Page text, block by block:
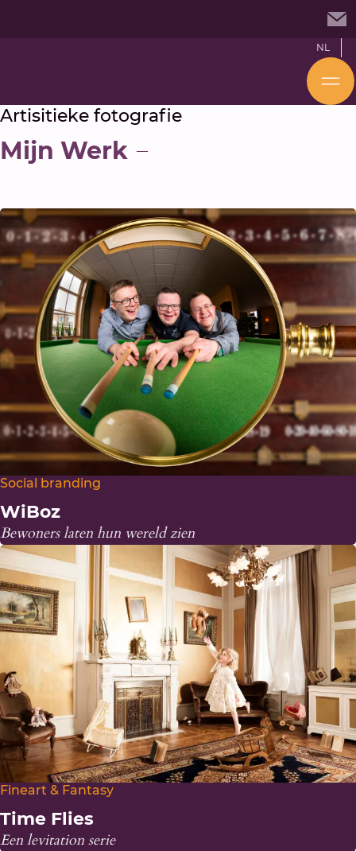
NL
Artisitieke fotografie
Mijn Werk
Social branding
WiBoz
Bewoners laten hun wereld zien
Fineart & Fantasy
Time Flies
Een levitation serie